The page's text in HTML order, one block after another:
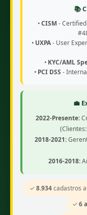
📚
•CISM-
• UXPA- User
• KYC/AML
• PCI DSS -
💼
2022-Presente:
2018-2021:
2016-2018:
✓8.934cadastros
✓6